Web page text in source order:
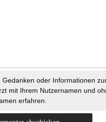
Gedanken oder Informationen
mit Ihrem Nutzernamen und
erfahren.